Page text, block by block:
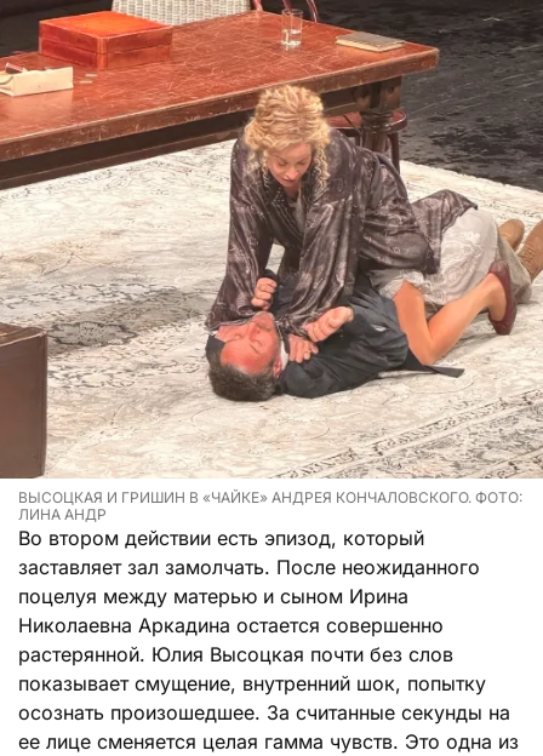
ВЫСОЦКАЯ И ГРИШИН В «ЧАЙКЕ» АНДРЕЯ КОНЧАЛОВСКОГО. ФОТО:
ЛИНА АНДР
Во втором действии есть эпизод, который
заставляет зал замолчать. После неожиданного
поцелуя между матерью и сыном Ирина
Николаевна Аркадина остается совершенно
растерянной. Юлия Высоцкая почти без слов
показывает смущение, внутренний шок, попытку
осознать произошедшее. За считанные секунды на
ее лице сменяется целая гамма чувств. Это одна из